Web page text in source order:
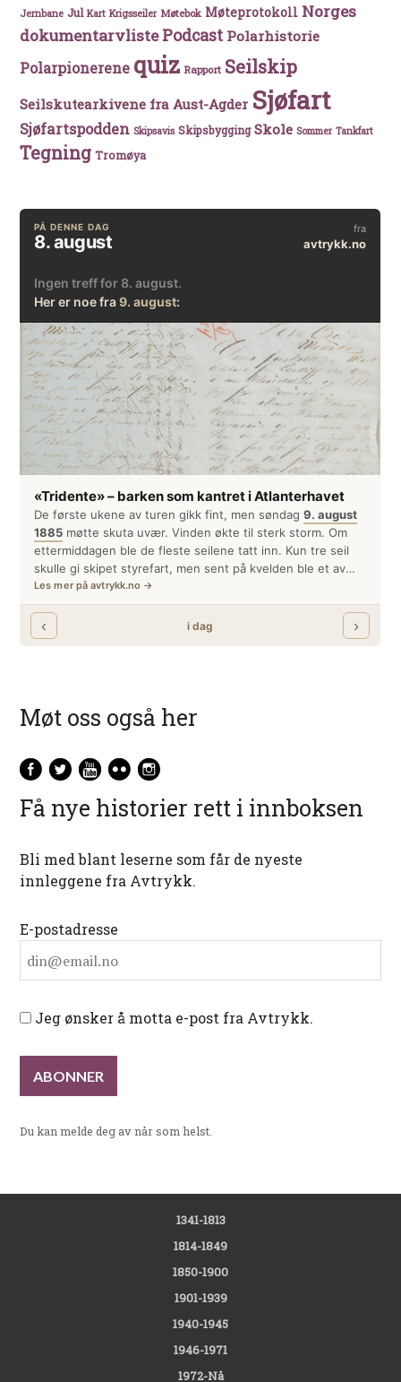
Jernbane Jul Kart Krigsseiler Møtebok Møteprotokoll Norges
dokumentarvlistePodcast Polarhistorie
Polarpionerene quiz Rapport Seilskip
Seilskutearkivene fra Aust-Agder Sjøfart
Sjøfartspodden Skipsavis Skipsbygging Skole Sommer Tankfart
Tegning Tromøya
Møt oss også her
Få nye historier rett i innboksen
Bli med blant leserne som får de nyeste
innleggene fra Avtrykk.
E-postadresse
Jeg ønsker å motta e-post fra Avtrykk.
Du kan melde deg av når som helst.
1341-1813
1814-1849
1850-1900
1901-1939
1940-1945
1946-1971
1972-Nå